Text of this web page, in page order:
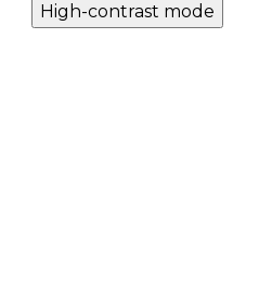
High-contrast mode